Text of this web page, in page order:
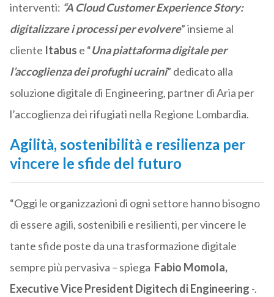
interventi: “A Cloud Customer Experience Story:
digitalizzare i processi per evolvere” insieme al
cliente Itabus e “Una piattaforma digitale per
l’accoglienza dei profughi ucraini” dedicato alla
soluzione digitale di Engineering, partner di Aria per
l’accoglienza dei rifugiati nella Regione Lombardia.
Agilità, sostenibilità e resilienza per
vincere le sfide del futuro
“Oggi le organizzazioni di ogni settore hanno bisogno
di essere agili, sostenibili e resilienti, per vincere le
tante sfide poste da una trasformazione digitale
sempre più pervasiva – spiega Fabio Momola,
Executive Vice President Digitech di Engineering -.